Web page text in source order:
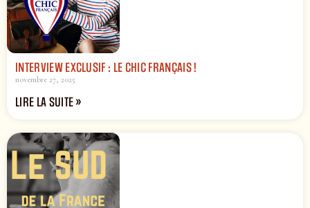
INTERVIEW EXCLUSIF : LE CHIC FRANÇAIS !
novembre 27, 2025
LIRE LA SUITE »